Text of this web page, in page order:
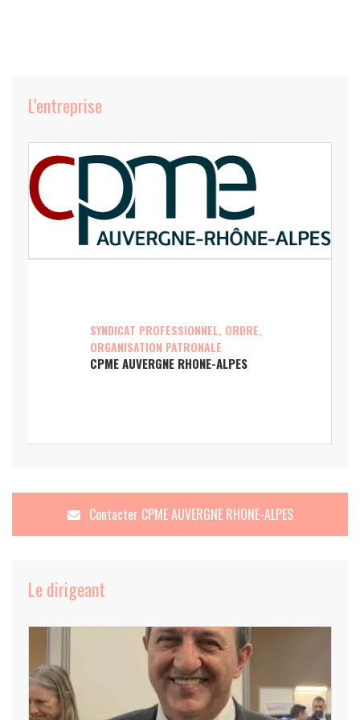
L'entreprise
SYNDICAT PROFESSIONNEL, ORDRE,
ORGANISATION PATRONALE
CPME AUVERGNE RHONE-ALPES
Contacter CPME AUVERGNE RHONE-ALPES
Le dirigeant